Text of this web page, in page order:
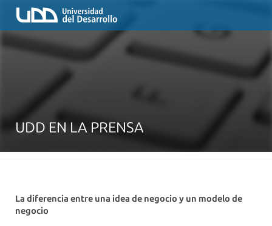
UDD EN LA PRENSA
La diferencia entre una idea de negocio y un modelo de
negocio